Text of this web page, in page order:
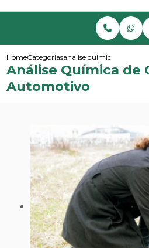
HomeCategoriasanalise quimica de
Análise Química de
Automotivo